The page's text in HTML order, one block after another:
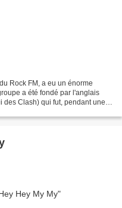
Rock FM, a eu un énorme
a été fondé par l'anglais
des Clash) qui fut, pendant une